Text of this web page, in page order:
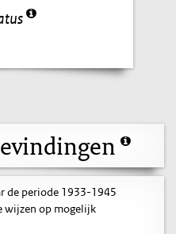
de periode 1933-1945
wijzen op mogelijk